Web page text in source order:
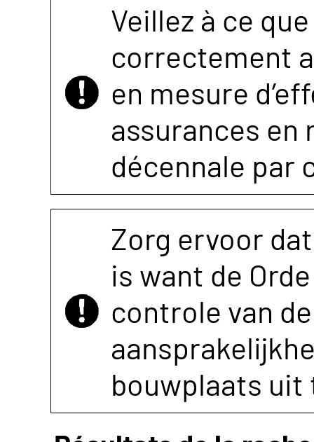
Veillez à ce
correctement
en mesure
assurances
décennale par
Zorg ervoor
is want de
controle van
bouwplaats uit